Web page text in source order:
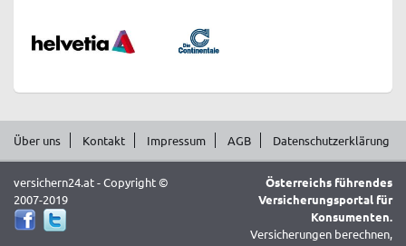
Über uns Kontakt Impressum AGB Datenschutzerklärung
versichern24.at - Copyright ©
2007-2019
Österreichs führendes
Versicherungsportal für
Konsumenten.
Versicherungen berechnen,